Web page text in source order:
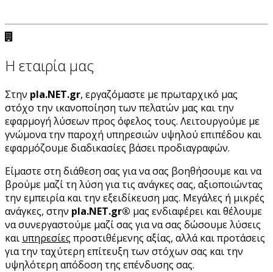
Η εταιρία μας
Στην pla.NET.gr, εργαζόμαστε με πρωταρχικό μας
στόχο την ικανοποίηση των πελατών μας και την
εφαρμογή λύσεων προς όφελος τους. Λειτουργούμε με
γνώμονα την παροχή υπηρεσιών υψηλού επιπέδου και
εφαρμόζουμε διαδικασίες βάσει προδιαγραφών.
Είμαστε στη διάθεση σας για να σας βοηθήσουμε και να
βρούμε μαζί τη λύση για τις ανάγκες σας, αξιοποιώντας
την εμπειρία και την εξειδίκευση μας. Μεγάλες ή μικρές
ανάγκες, στην pla.NET.gr® μας ενδιαφέρει και θέλουμε
να συνεργαστούμε μαζί σας για να σας δώσουμε λύσεις
και υπηρεσίες προστιθέμενης αξίας, αλλά και προτάσεις
για την ταχύτερη επίτευξη των στόχων σας και την
υψηλότερη απόδοση της επένδυσης σας.